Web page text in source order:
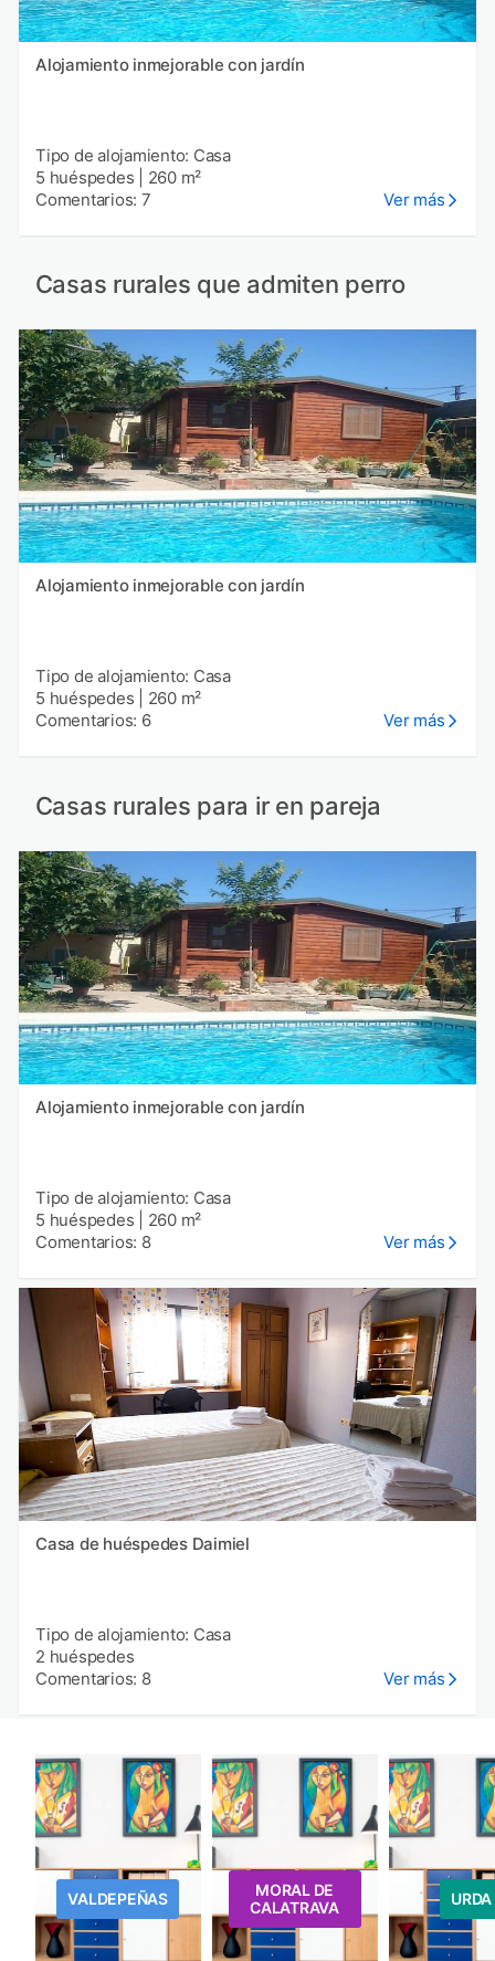
Alojamiento inmejorable con jardín
Tipo de alojamiento: Casa
5 huéspedes
260 m²
Comentarios: 7
Ver más
Casas rurales que admiten perro
Alojamiento inmejorable con jardín
Tipo de alojamiento: Casa
5 huéspedes
260 m²
Comentarios: 6
Ver más
Casas rurales para ir en pareja
Alojamiento inmejorable con jardín
Tipo de alojamiento: Casa
5 huéspedes
260 m²
Comentarios: 8
Ver más
Casa de huéspedes Daimiel
Tipo de alojamiento: Casa
2 huéspedes
Comentarios: 8
Ver más
VALDEPEÑAS
MORAL DE
CALATRAVA
URDA